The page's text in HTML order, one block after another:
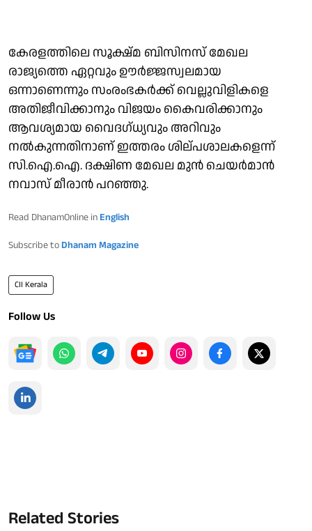
കേരളത്തിലെ സൂക്ഷ്മ ബിസിനസ് മേഖല
രാജ്യത്തെ ഏറ്റവും ഊര്‍ജ്ജസ്വലമായ
ഒന്നാണെന്നും സംരംഭകര്‍ക്ക് വെല്ലുവിളികളെ
അതിജീവിക്കാനും വിജയം കൈവരിക്കാനും
ആവശ്യമായ വൈദഗ്ധ്യവും അറിവും
നല്‍കുന്നതിനാണ് ഇത്തരം ശില്പശാലകളെന്ന്
സി.ഐ.ഐ. ദക്ഷിണ മേഖല മുന്‍ ചെയര്‍മാന്‍
നവാസ് മീരാന്‍ പറഞ്ഞു.
Read DhanamOnline in English
Subscribe to Dhanam Magazine
CII Kerala
Follow Us
Related Stories